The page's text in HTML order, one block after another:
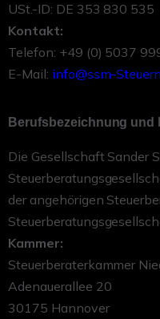
USt.-ID: DE 353 830 535
Kontakt:
Telefon: +49 (0) 5037
E-Mail: info@ssm-
Berufsbezeichnung und
Die Gesellschaft Sander
der angehörigen
Kammer:
Steuerberaterkammer
Adenauerallee 20
30175 Hannover